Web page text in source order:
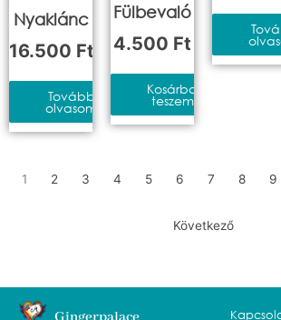
Nyaklánc
16.500 Ft
Tovább
olvasom
Fülbevaló
4.500 Ft
Kosárba
teszem
1 2 3 4 5 6 7 8 9
Következő